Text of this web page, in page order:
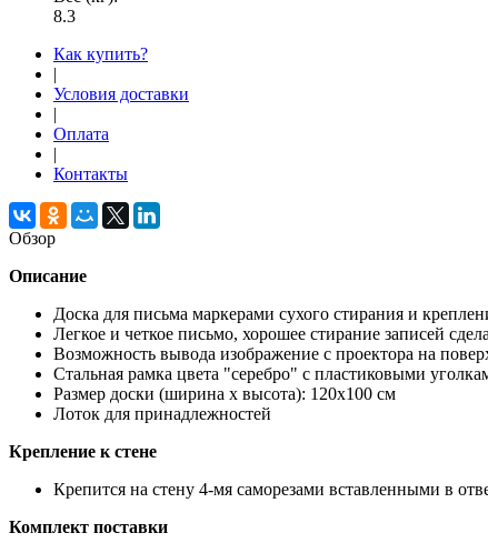
8.3
Как купить?
|
Условия доставки
|
Оплата
|
Контакты
Обзор
Описание
Доска для письма маркерами сухого стирания и
Легкое и четкое письмо, хорошее стирание записей
Возможность вывода изображение с проектора на
Стальная рамка цвета "серебро" с пластиковыми
Размер доски (ширина х высота): 120х100 см
Лоток для принадлежностей
Крепление к стене
Крепится на стену 4-мя саморезами вставленными в
Комплект поставки